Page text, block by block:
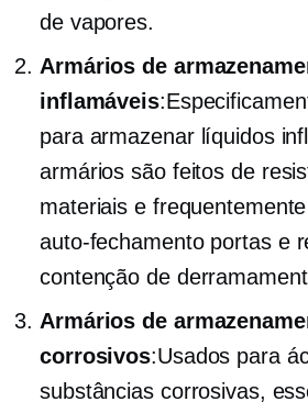
de vapores.
Armários de
inflamáveis
para armazenar líquidos
armários são feitos de
materiais e
auto-fechamentoportas e
contenção de
Armários de
corrosivos:Usados ​​para
substâncias corrosivas,